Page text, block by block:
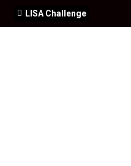
LISA Challenge